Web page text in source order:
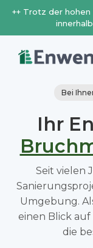
++ Trotz der
Bei
Ihr
Seit vielen
Umgebung.
einen Blick
die